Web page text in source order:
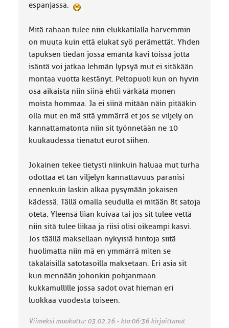
espanjassa.
Mitä rahaan tulee niin elukkatilalla harvemmin
on muuta kuin että elukat syö perämettät. Yhden
tapuksen tiedän jossa emäntä kävi töissä jotta
isäntä voi jatkaa lehmän lypsyä mut ei sitäkään
montaa vuotta kestänyt. Peltopuoli kun on hyvin
osa aikaista niin siinä ehtii värkätä monen
moista hommaa. Ja ei siinä mitään näin pitääkin
olla mut en mä sitä ymmärrä et jos se viljely on
kannattamatonta niin sit työnnetään ne 10
kuukaudessa tienatut eurot siihen.
Jokainen tekee tietysti niinkuin haluaa mut turha
odottaa et tän viljelyn kannattavuus paranisi
ennenkuin laskin alkaa pysymään jokaisen
kädessä. Tällä omalla seudulla ei mitään 8t satoja
oteta. Yleensä liian kuivaa tai jos sit tulee vettä
niin sitä tulee liikaa ja riisi olisi oikeampi kasvi.
Jos täällä maksellaan nykyisiä hintoja siitä
huolimatta niin mä en ymmärrä miten se
täkäläisillä satotasoilla maksetaan. Eri asia sit
kun mennään johonkin pohjanmaan
kukkamullille jossa sadot ovat hieman eri
luokkaa vuodesta toiseen.
Viimeksi muokattu: 03.02.26 - klo:06:36 kirjoittanut